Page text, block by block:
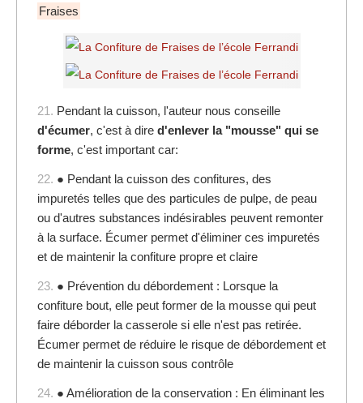
Fraises
21. Pendant la cuisson, l'auteur nous conseille
d'écumer, c'est à dire d'enlever la "mousse" qui se
forme, c'est important car:
22. ● Pendant la cuisson des confitures, des
impuretés telles que des particules de pulpe, de peau
ou d'autres substances indésirables peuvent remonter
à la surface. Écumer permet d'éliminer ces impuretés
et de maintenir la confiture propre et claire
23. ● Prévention du débordement : Lorsque la
confiture bout, elle peut former de la mousse qui peut
faire déborder la casserole si elle n'est pas retirée.
Écumer permet de réduire le risque de débordement et
de maintenir la cuisson sous contrôle
24. ● Amélioration de la conservation : En éliminant les